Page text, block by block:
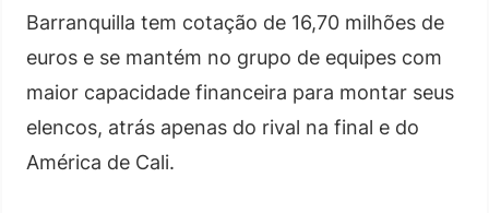
Barranquilla tem cotação de 16,70 milhões de
euros e se mantém no grupo de equipes com
maior capacidade financeira para montar seus
elencos, atrás apenas do rival na final e do
América de Cali.